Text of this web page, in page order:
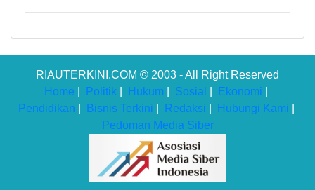
RIAUTERKINI.COM © 2003 - All Right Reserved
Home
Politik Hukum Sosial Ekonomi
Pendidikan
Bisnis Terkini Redaksi Hubungi Kami
Pedoman Media Siber